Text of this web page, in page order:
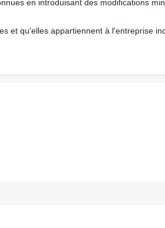
en introduisant des modifications
et qu'elles appartiennent à l'entreprise